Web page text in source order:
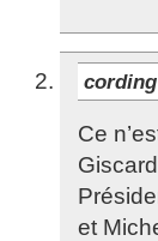
cording
Ce
et